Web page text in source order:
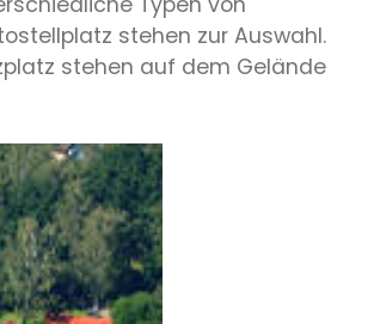
stehen zur Auswahl.
stehen auf dem Gelände